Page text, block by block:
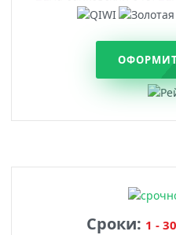
Сроки: 1 -